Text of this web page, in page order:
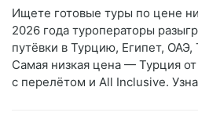
Ищете готовые туры по цене
2026 года туроператоры
путёвки в Турцию, Египет, ОАЭ,
Самая низкая цена — Турция
с перелётом и All Inclusive.